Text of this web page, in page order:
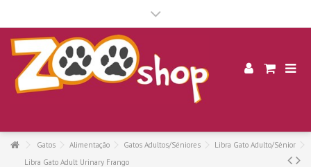
Gatos Alimentação Gatos Adultos/Séniores
Libra Gato Adulto/Sénior
Libra Gato Adult Urinary Frango